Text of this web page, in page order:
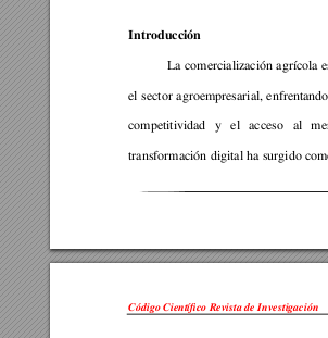
Introducción
La comercialización agrícola e
el sector agroempresarial,
competitividad y el acceso al m
transformación digital ha surgido
Código Científico Revista de Investigación